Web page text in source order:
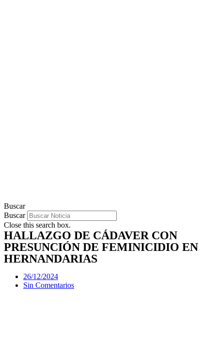
Buscar
Buscar
Close this search box.
HALLAZGO DE CÁDAVER CON
PRESUNCIÓN DE FEMINICIDIO EN
HERNANDARIAS
26/12/2024
Sin Comentarios